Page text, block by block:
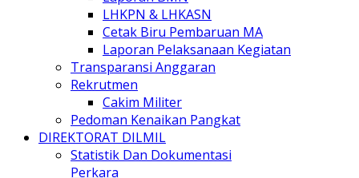
LHKPN & LHKASN
Cetak Biru Pembaruan MA
Laporan Pelaksanaan Kegiatan
Transparansi Anggaran
Rekrutmen
Cakim Militer
Pedoman Kenaikan Pangkat
DIREKTORAT DILMIL
Statistik Dan Dokumentasi
Perkara